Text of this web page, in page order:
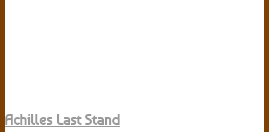
Achilles Last Stand